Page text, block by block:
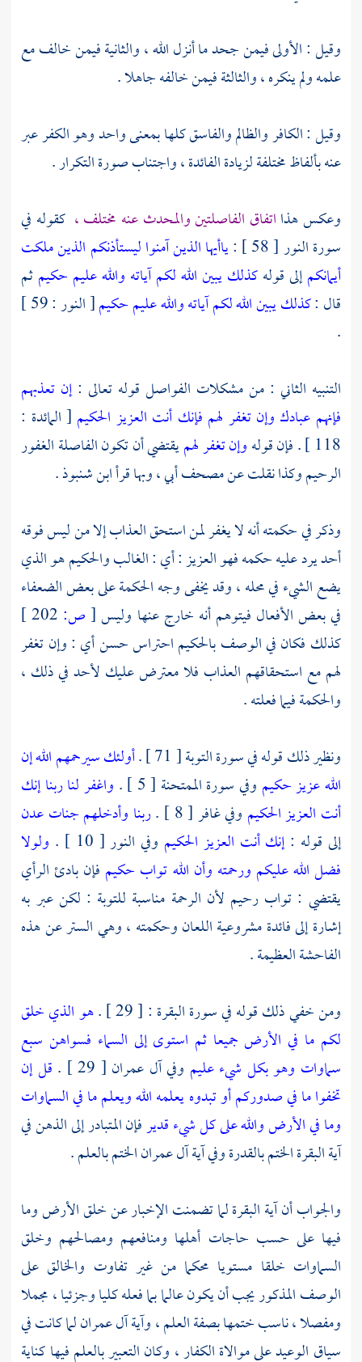
وقيل : الأولى فيمن جحد ما أنزل الله ، والثانية فيمن خالف مع
علمه ولم ينكره ، والثالثة فيمن خالفه جاهلا .
وقيل : الكافر والظالم والفاسق كلها بمعنى واحد وهو الكفر عبر
عنه بألفاظ مختلفة لزيادة الفائدة ، واجتناب صورة التكرار .
وعكس هذااتفاق الفاصلتين والمحدث عنه مختلف ، كقوله في
سورة النور [ 58 ] :
ياأيها الذين آمنوا ليستأذنكم الذين ملكت
أيمانكمإلى قولهكذلك يبين الله لكم آياته والله عليم حكيمثم
قال :كذلك يبين الله لكم آياته والله عليم حكيم
[ النور : 59 ]
.
التنبيه الثاني : من مشكلات الفواصل قوله تعالى :إن تعذبهم
فإنهم عبادك وإن تغفر لهم فإنك أنت العزيز الحكيم [ المائدة :
118 ] . فإن قوله
وإن تغفر لهميقتضي أن تكون الفاصلة الغفور
الرحيم وكذا نقلت عن مصحف أبي ، وبها قرأ ابن شنبوذ .
وذكر في حكمته أنه لا يغفر لمن استحق العذاب إلا من ليس فوقه
أحد يرد عليه حكمه فهو العزيز : أي : الغالب والحكيم هو الذي
يضع الشيء في محله ، وقد يخفى وجه الحكمة على بعض الضعفاء
في بعض الأفعال فيتوهم أنه خارج عنها وليس[ص:
كذلك فكان في الوصف بالحكيم احتراس حسن أي : وإن تغفر
لهم مع استحقاقهم العذاب فلا معترض عليك لأحد في ذلك ،
والحكمة فيما فعلته .
ونظير ذلك قوله في سورة التوبة [ 71 ] .
أولئك سيرحمهم الله إن
الله عزيز حكيم وفي سورة الممتحنة [ 5 ] .
واغفر لنا ربنا إنك
أنت العزيز الحكيم وفي غافر [ 8 ] .
ربنا وأدخلهم جنات عدن
إلى قوله :إنك أنت العزيز الحكيم وفي النور [ 10 ] .
ولولا
فضل الله عليكم ورحمته وأن الله تواب حكيم فإن بادئ الرأي
يقتضي : تواب رحيم لأن الرحمة مناسبة للتوبة : لكن عبر به
إشارة إلى فائدة مشروعية اللعان وحكمته ، وهي الستر عن هذه
الفاحشة العظيمة .
ومن خفي ذلك قوله في سورة البقرة : [ 29 ] .
هو الذي خلق
لكم ما في الأرض جميعا ثم استوى إلى السماء فسواهن سبع
سماوات وهو بكل شيء عليم وفي آل عمران [ 29 ] .
قل إن
تخفوا ما في صدوركم أو تبدوه يعلمه الله ويعلم ما في السماوات
وما في الأرض والله على كل شيء قديرفإن المتبادر إلى الذهن في
آية البقرة الختم بالقدرة وفي آية آل عمران الختم بالعلم .
والجواب أن آية البقرة لما تضمنت الإخبار عن خلق الأرض وما
فيها على حسب حاجات أهلها ومنافعهم ومصالحهم وخلق
السماوات خلقا مستويا محكما من غير تفاوت والخالق على
الوصف المذكور يجب أن يكون عالما بما فعله كليا وجزئيا ، مجملا
ومفصلا ، ناسب ختمها بصفة العلم ، وآية آل عمران لما كانت في
سياق الوعيد على موالاة الكفار ، وكان التعبير بالعلم فيها كناية